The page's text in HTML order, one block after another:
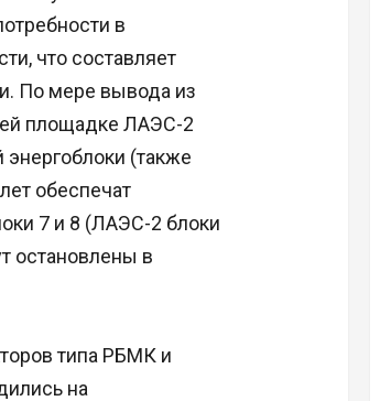
в
что составляет
По мере вывода из
площадке ЛАЭС-2
(также
обеспечат
7 и 8 (ЛАЭС-2 блоки
остановлены в
типа РБМК и
на